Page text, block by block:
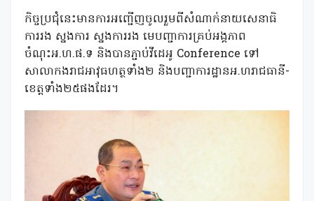
កិច្ចប្រជុំនេះមានការអញ្ជើញចូលរួមពីសំណាក់នាយសេនាធិ
ការរង ស្នងការ ស្នងការរង មេបញ្ជាការគ្រប់អង្គភាព
ចំណុះអ.ហ.ផ.ទ និងបានភ្ជាប់វីដេអូ Conference ទៅ
សាលាកងរាជអាវុធហត្ថទាំង២ និងបញ្ជាការដ្ឋានអ.ហរាជធានី-
ខេត្តទាំង២៥ផងដែរ។